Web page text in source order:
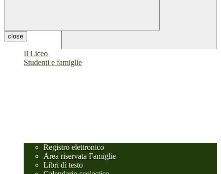
close
Il Liceo
Studenti e famiglie
Registro elettronico
Area riservata Famiglie
Libri di testo